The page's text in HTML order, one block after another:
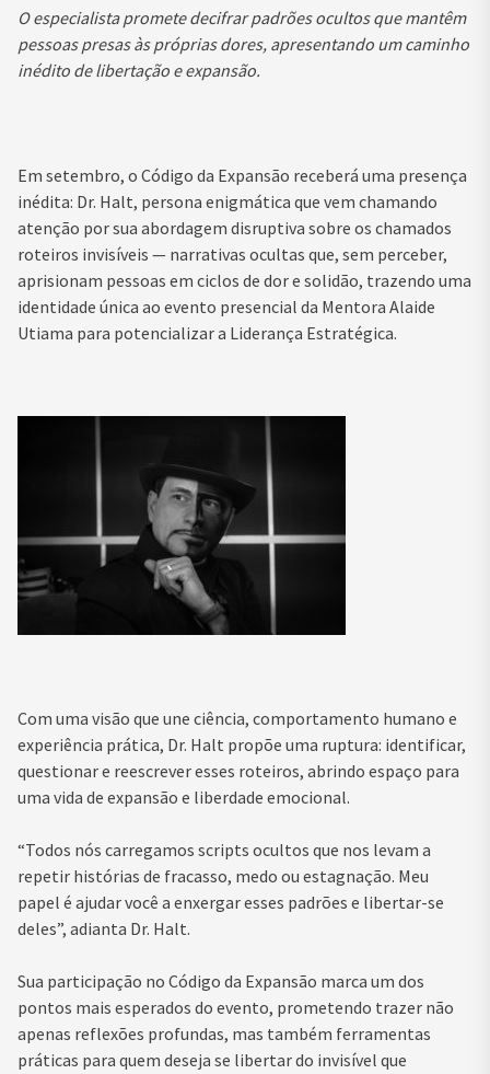
O especialista promete decifrar padrões ocultos que mantêm
pessoas presas às próprias dores, apresentando um caminho
inédito de libertação e expansão.
Em setembro, o Código da Expansão receberá uma presença
inédita: Dr. Halt, persona enigmática que vem chamando
atenção por sua abordagem disruptiva sobre os chamados
roteiros invisíveis — narrativas ocultas que, sem perceber,
aprisionam pessoas em ciclos de dor e solidão, trazendo uma
identidade única ao evento presencial da Mentora Alaide
Utiama para potencializar a Liderança Estratégica.
Com uma visão que une ciência, comportamento humano e
experiência prática, Dr. Halt propõe uma ruptura: identificar,
questionar e reescrever esses roteiros, abrindo espaço para
uma vida de expansão e liberdade emocional.
“Todos nós carregamos scripts ocultos que nos levam a
repetir histórias de fracasso, medo ou estagnação. Meu
papel é ajudar você a enxergar esses padrões e libertar-se
deles”, adianta Dr. Halt.
Sua participação no Código da Expansão marca um dos
pontos mais esperados do evento, prometendo trazer não
apenas reflexões profundas, mas também ferramentas
práticas para quem deseja se libertar do invisível que